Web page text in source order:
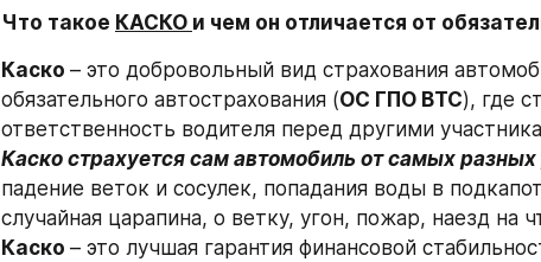
Что такое КАСКО и чем он отличается от
Каско – это добровольный вид страхования
обязательного автострахования (ОС ГПО ВТС), где
Каско страхуется сам автомобиль от самых разных
падение веток и сосулек, попадания воды в
Каско – это лучшая гарантия финансовой